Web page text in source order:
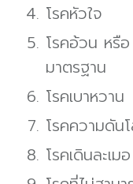
โรคหัวใจ
โรคอ้วน หรื
มาตรฐาน
โรคเบาหวาน
โรคความดัน
โรคเดินละเมอ